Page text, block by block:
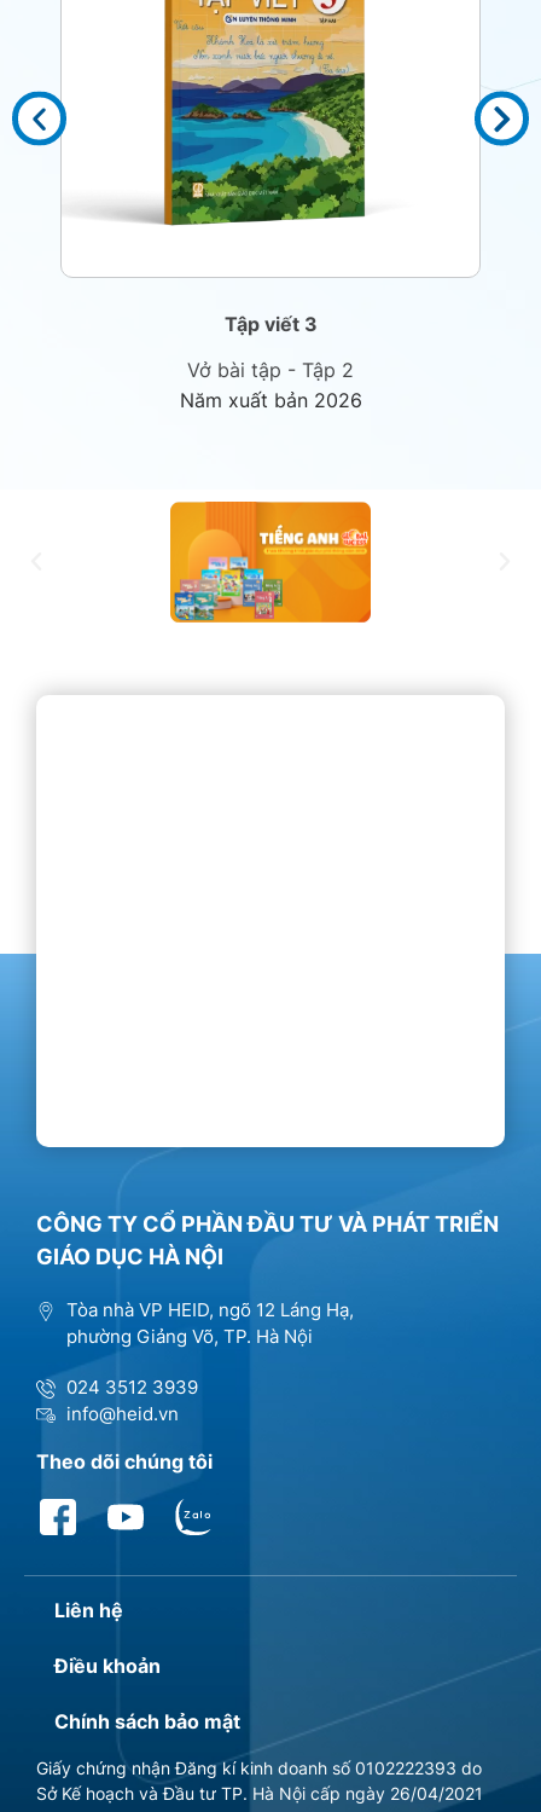
Tập viết 3
Vở bài tập - Tập 2
Năm xuất bản 2026
CÔNG TY CỔ PHẦN ĐẦU TƯ VÀ PHÁT TRIỂN
GIÁO DỤC HÀ NỘI
Tòa nhà VP HEID, ngõ 12 Láng Hạ,
phường Giảng Võ, TP. Hà Nội
024 3512 3939
info@heid.vn
Theo dõi chúng tôi
Liên hệ
Điều khoản
Chính sách bảo mật
Giấy chứng nhận Đăng kí kinh doanh số 0102222393 do
Sở Kế hoạch và Đầu tư TP. Hà Nội cấp ngày 26/04/2021